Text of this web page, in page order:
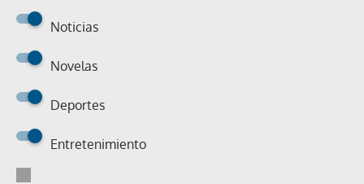
Noticias
Novelas
Deportes
Entretenimiento